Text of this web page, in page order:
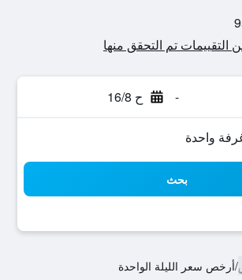
- ح 16/8
بحث
/أرخص سعر الليلة الواحدة